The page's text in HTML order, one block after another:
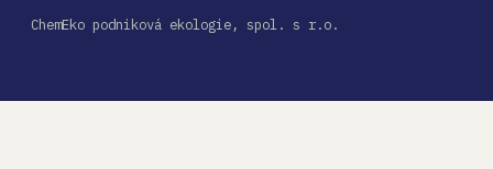
ChemEko podniková ekologie, spol. s r.o.